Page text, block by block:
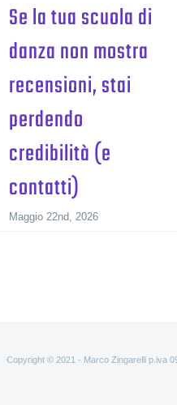
Se la tua scuola di
danza non mostra
recensioni, stai
perdendo
credibilità (e
contatti)
Maggio 22nd, 2026
Copyright © 2021 - Marco Zingarelli p.iva